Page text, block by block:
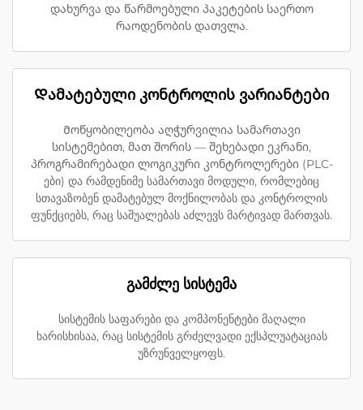
დახურვა და წარმოებული პაკეტების საერთო
რაოდენობის დათვლა.
Დამატებული კონტროლის ვარიანტები
Მოწყობილეობა აღჭურვილია სამართავი
სისტემებით, მათ შორის — შეხებადი ეკრანი,
პროგრამირებადი ლოგიკური კონტროლერები (PLC-
ები) და რამდენიმე სამართავი მოდული, რომლებიც
სთავაზობენ დამატებულ მოქნილობას და კონტროლის
ფუნქციებს, რაც საშუალებას აძლევს მარტივად მართვას.
გამძლე სისტემა
სისტემის საფარები და კომპონენტები მაღალი
ხარისხისაა, რაც სისტემის გრძელვადი ექსპლუატაციას
უზრუნველყოფს.